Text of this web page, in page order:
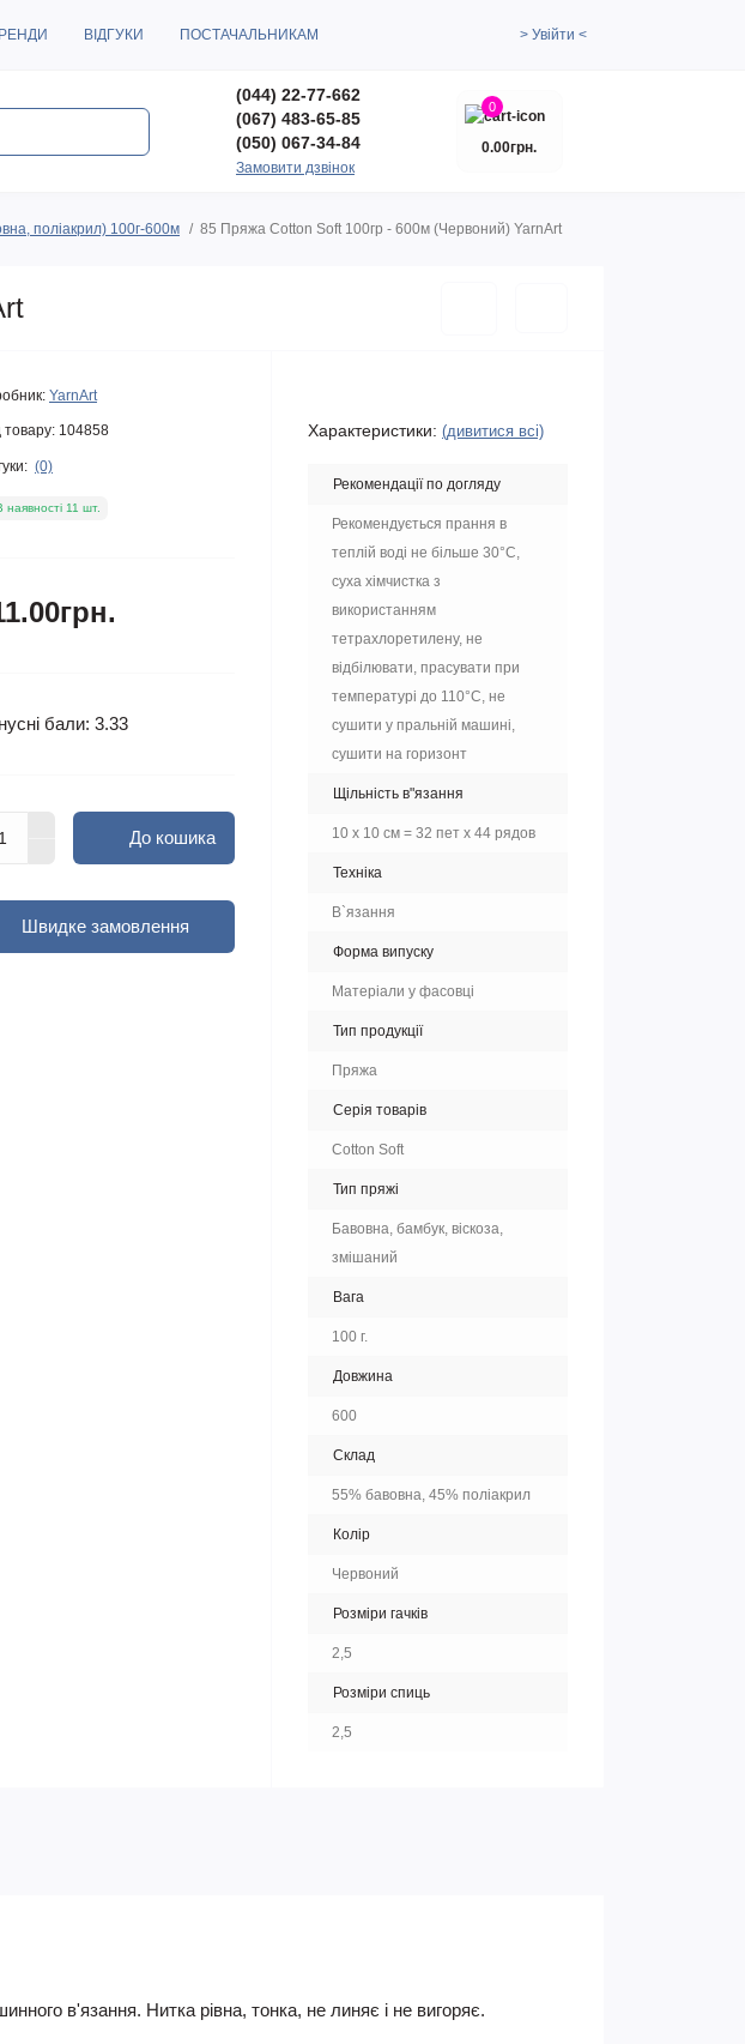
ВІДГУКИ ПОСТАЧАЛЬНИКАМ > Увійти <
(044) 22-77-662
(067) 483-65-85
(050) 067-34-84
Замовити дзвінок
0
0.00грн.
поліакрил) 100г-600м 85 Пряжа Cotton Soft 100гр - 600м (Червоний) YarnArt
YarnArt
товару: 104858
(0)
наявності 11 шт.
бали: 3.33
До кошика
Швидке замовлення
Характеристики: (дивитися всі)
Рекомендації по догляду
Рекомендується прання в
теплій воді не більше 30°C,
суха хімчистка з
використанням
тетрахлоретилену, не
відбілювати, прасувати при
температурі до 110°C, не
сушити у пральній машині,
сушити на горизонт
Щільність в"язання
10 х 10 см = 32 пет х 44 рядов
Техніка
В`язання
Форма випуску
Матеріали у фасовці
Тип продукції
Пряжа
Серія товарів
Cotton Soft
Тип пряжі
Бавовна, бамбук, віскоза,
змішаний
Вага
100 г.
Довжина
600
Склад
55% бавовна, 45% поліакрил
Колір
Червоний
Розміри гачків
2,5
Розміри спиць
2,5
в'язання. Нитка рівна, тонка, не линяє і не вигоряє.